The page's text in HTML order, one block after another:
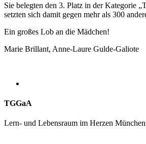
Sie belegten den 3. Platz in der Kategorie
setzten sich damit gegen mehr als 300
Ein großes Lob an die Mädchen!
Marie Brillant, Anne-Laure Gulde-Galiote
TGGaA
Lern- und Lebensraum im Herzen